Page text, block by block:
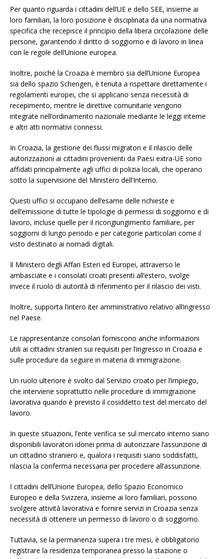
Per quanto riguarda i cittadini dell’UE e dello SEE, insieme ai
loro familiari, la loro posizione è disciplinata da una normativa
specifica che recepisce il principio della libera circolazione delle
persone, garantendo il diritto di soggiorno e di lavoro in linea
con le regole dell’Unione europea.
Inoltre, poiché la Croazia è membro sia dell’Unione Europea
sia dello spazio Schengen, è tenuta a rispettare direttamente i
regolamenti europei, che si applicano senza necessità di
recepimento, mentre le direttive comunitarie vengono
integrate nell’ordinamento nazionale mediante le leggi interne
e altri atti normativi connessi.
In Croazia, la gestione dei flussi migratori e il rilascio delle
autorizzazioni ai cittadini provenienti da Paesi extra-UE sono
affidati principalmente agli uffici di polizia locali, che operano
sotto la supervisione del Ministero dell’Interno.
Questi uffici si occupano dell’esame delle richieste e
dell’emissione di tutte le tipologie di permessi di soggiorno e di
lavoro, incluse quelle per il ricongiungimento familiare, per
soggiorni di lungo periodo e per categorie particolari come il
visto destinato ai nomadi digitali.
Il Ministero degli Affari Esteri ed Europei, attraverso le
ambasciate e i consolati croati presenti all’estero, svolge
invece il ruolo di autorità di riferimento per il rilascio dei visti.
Inoltre, supporta l’intero iter amministrativo relativo all’ingresso
nel Paese.
Le rappresentanze consolari forniscono anche informazioni
utili ai cittadini stranieri sui requisiti per l’ingresso in Croazia e
sulle procedure da seguire in materia di immigrazione.
Un ruolo ulteriore è svolto dal Servizio croato per l’impiego,
che interviene soprattutto nelle procedure di immigrazione
lavorativa quando è previsto il cosiddetto test del mercato del
lavoro.
In queste situazioni, l’ente verifica se sul mercato interno siano
disponibili lavoratori idonei prima di autorizzare l’assunzione di
un cittadino straniero e, qualora i requisiti siano soddisfatti,
rilascia la conferma necessaria per procedere all’assunzione.
I cittadini dell’Unione Europea, dello Spazio Economico
Europeo e della Svizzera, insieme ai loro familiari, possono
svolgere attività lavorativa e fornire servizi in Croazia senza
necessità di ottenere un permesso di lavoro o di soggiorno.
Tuttavia, se la permanenza supera i tre mesi, è obbligatorio
registrare la residenza temporanea presso la stazione o